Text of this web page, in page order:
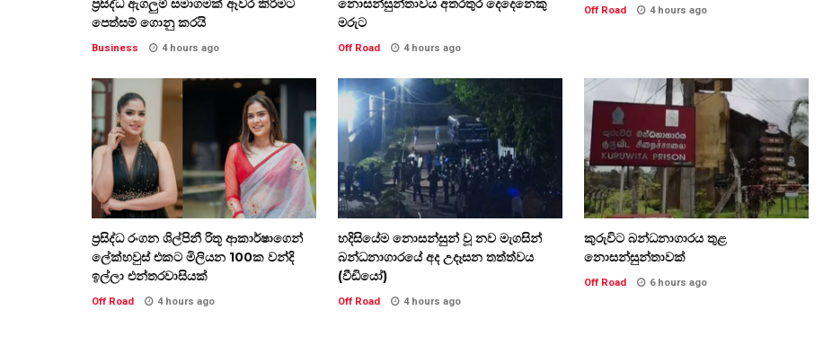
ප්‍රසිද්ධ ඇගලුම් සමාගමක් ඈවර කිරීමට
පෙත්සම් ගොනු කරයි
Business 4 hours ago
නොසන්සුන්තාවය අතරතුර දෙදෙනෙකු
මරුට
Off Road 4 hours ago
Off Road 4 hours ago
ප්‍රසිද්ධ රංගන ශිල්පිනී රිතූ ආකාර්ෂාගෙන්
ලේක්හවුස් එකට මිලියන 100ක වන්දි
ඉල්ලා එන්තරවාසියක්
Off Road 4 hours ago
හදිසියේම නොසන්සුන් වූ නව මැගසින්
බන්ධනාගාරයේ අද උදෑසන තත්ත්වය
(වීඩියෝ)
Off Road 4 hours ago
කුරුවිට බන්ධනාගාරය තුළ
නොසන්සුන්තාවක්
Off Road 6 hours ago